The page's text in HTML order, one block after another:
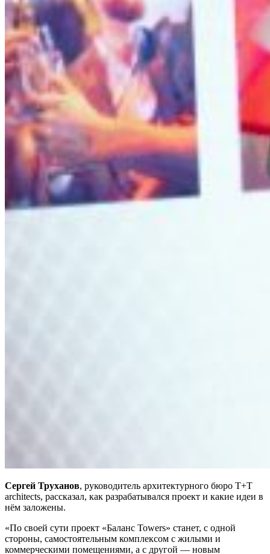
Сергей Труханов, руководитель архитектурного бюро Т+Т
architects, рассказал, как разрабатывался проект и какие идеи в
нём заложены.
«По своей сути проект «Баланс Towers» станет, с одной
стороны, самостоятельным комплексом с жилыми и
коммерческими помещениями, а с другой — новым